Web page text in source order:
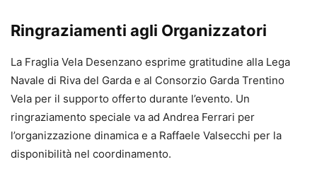
Ringraziamenti agli Organizzatori
La Fraglia Vela Desenzano esprime gratitudine alla Lega
Navale di Riva del Garda e al Consorzio Garda Trentino
Vela per il supporto offerto durante l’evento. Un
ringraziamento speciale va ad Andrea Ferrari per
l’organizzazione dinamica e a Raffaele Valsecchi per la
disponibilità nel coordinamento.